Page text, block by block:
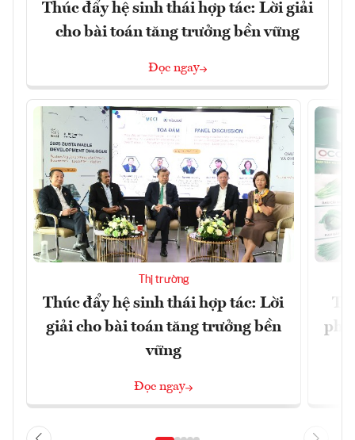
Thúc đẩy hệ sinh thái hợp tác: Lời giải
cho bài toán tăng trưởng bền vững
Đọc ngay
Thị trường
Thúc đẩy hệ sinh thái hợp tác: Lời
giải cho bài toán tăng trưởng bền
vững
Đọc ngay